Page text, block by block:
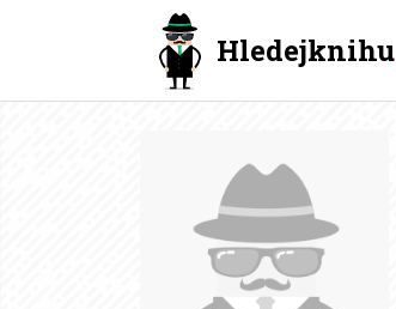
Hledejknihu